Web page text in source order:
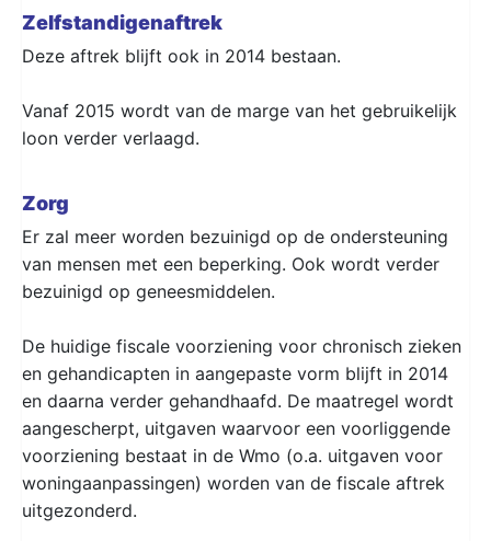
Zelfstandigenaftrek
Deze aftrek blijft ook in 2014 bestaan.
Vanaf 2015 wordt van de marge van het gebruikelijk
loon verder verlaagd.
Zorg
Er zal meer worden bezuinigd op de ondersteuning
van mensen met een beperking. Ook wordt verder
bezuinigd op geneesmiddelen.
De huidige fiscale voorziening voor chronisch zieken
en gehandicapten in aangepaste vorm blijft in 2014
en daarna verder gehandhaafd. De maatregel wordt
aangescherpt, uitgaven waarvoor een voorliggende
voorziening bestaat in de Wmo (o.a. uitgaven voor
woningaanpassingen) worden van de fiscale aftrek
uitgezonderd.